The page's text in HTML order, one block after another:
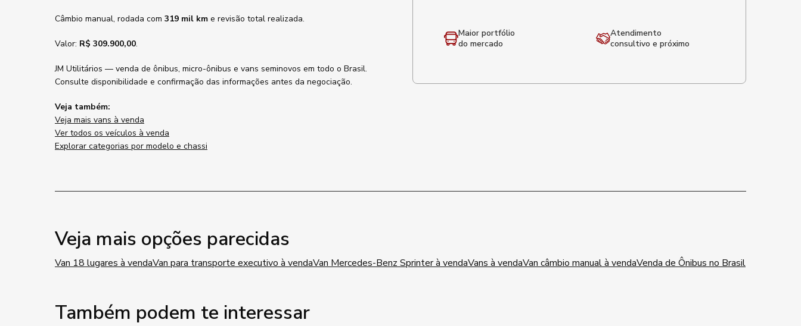
Câmbio manual, rodada com 319 mil km e revisão total realizada.
Valor: R$ 309.900,00.
JM Utilitários — venda de ônibus, micro-ônibus e vans seminovos em todo o Brasil.
Consulte disponibilidade e confirmação das informações antes da negociação.
Veja também:
Veja mais vans à venda
Ver todos os veículos à venda
Explorar categorias por modelo e chassi
Maior portfólio
do mercado
Atendimento
consultivo e próximo
Veja mais opções parecidas
Van 18 lugares à vendaVan para transporte executivo à vendaVan Mercedes-Benz Sprinter à vendaVans à vendaVan câmbio manual à vendaVenda de Ônibus no Brasil
Também podem te interessar